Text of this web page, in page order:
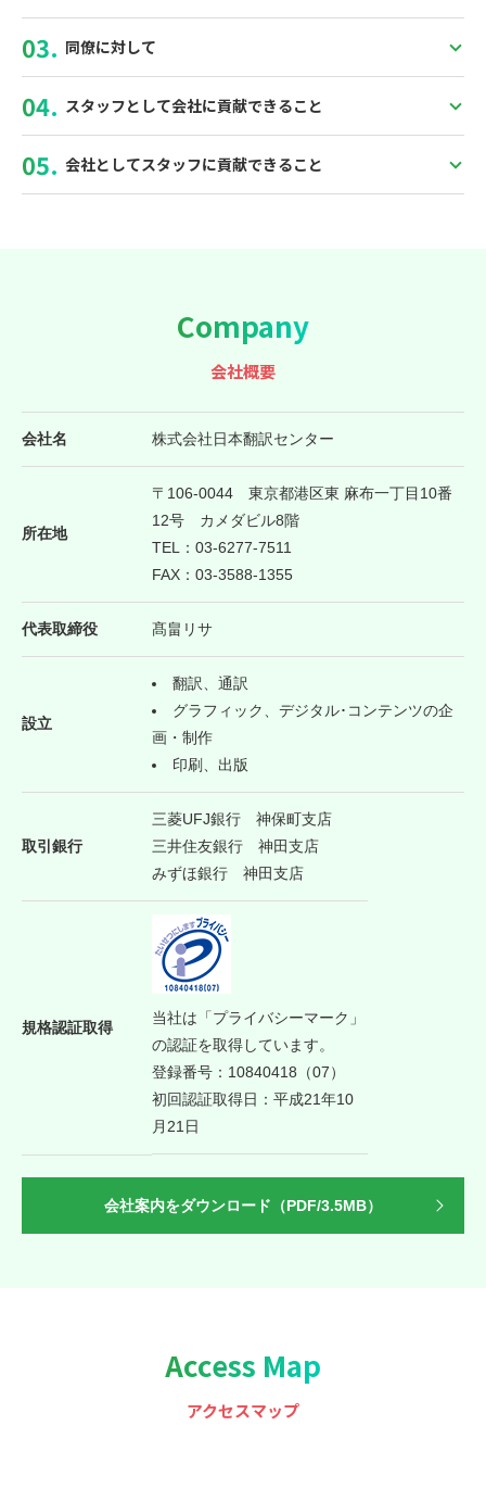
同僚に対して
スタッフとして会社に貢献できること
会社としてスタッフに貢献できること
Company
会社概要
会社名 株式会社日本翻訳センター
所在地
〒 106-0044 東京都港区東 麻布一丁目10番
12号 カメダビル8階
TEL： 03-6277-7511
FAX： 03-3588-1355
代表取締役 髙畠リサ
設立
翻訳、通訳
グラフィック、デジタル･コンテンツの企
画・制作
印刷、出版
取引銀行
三菱UFJ銀行 神保町支店
三井住友銀行 神田支店
みずほ銀行 神田支店
規格認証取得
当社は「プライバシーマーク」
の認証を取得しています。
登録番号：10840418（07）
初回認証取得日：平成21年10
月21日
会社案内をダウンロード（PDF/3.5MB）
Access Map
アクセスマップ